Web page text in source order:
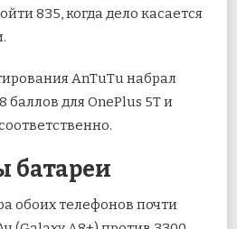
835, когда дело касается
AnTuTu набрал
баллов для OnePlus 5T и
батареи
обоих телефонов почти